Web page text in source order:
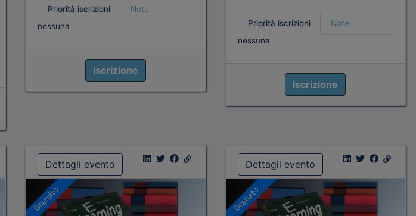
Priorità iscrizioni
Note
nessuna
Iscrizione
Priorità iscrizioni
Note
nessuna
Iscrizione
Dettagli evento
Gratuito
Dettagli evento
Gratuito